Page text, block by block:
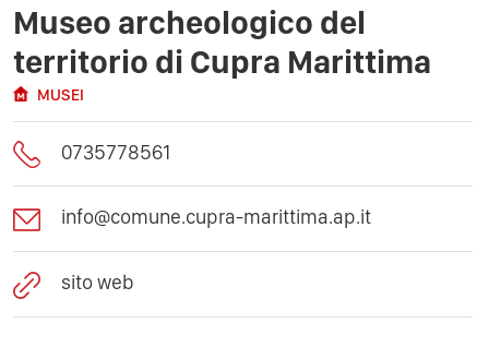
Museo archeologico del
territorio di Cupra Marittima
MUSEI
0735778561
info@comune.cupra-marittima.ap.it
sito web